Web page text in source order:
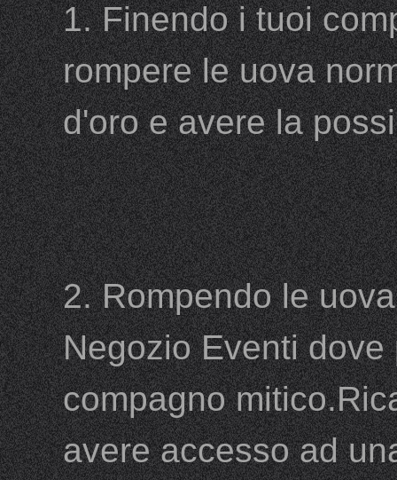
1. Finendo i tuoi
rompere le uova
d'oro e avere la
2. Rompendo le
Negozio Eventi
compagno
avere accesso ad